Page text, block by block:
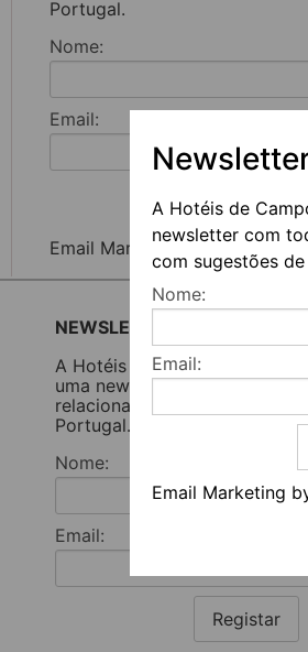
A Hotéis de
newsletter com
com sugestões
Nome:
Email:
Email Marketing
Portugal.
Nome:
Email:
Registar
Email Marketing by E-goi
NEWSLETTER
A Hotéis de Campo publica
uma newsletter com todos
relacionados com sugestões
Portugal.
Nome:
Email:
Registar